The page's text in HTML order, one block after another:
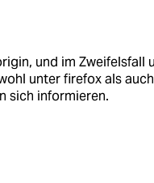
und im Zweifelsfall
unter firefox als
sich informieren.